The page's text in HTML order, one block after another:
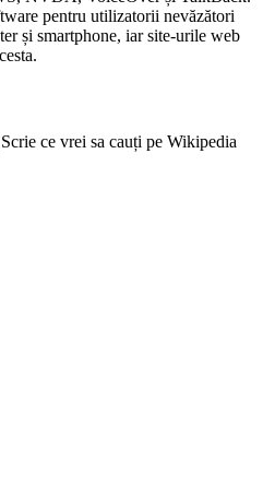
pentru utilizatorii nevăzători
și smartphone, iar site-urile web
Scrie ce vrei sa cauți pe Wikipedia